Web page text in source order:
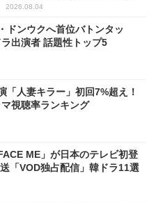
人
2026.08.04
ドンウクへ首位バトンタッ
出演者 話題性トップ5
「人妻キラー」初回7%超え！
視聴率ランキング
ME」が日本のテレビ初登
「VOD独占配信」韓ドラ11選